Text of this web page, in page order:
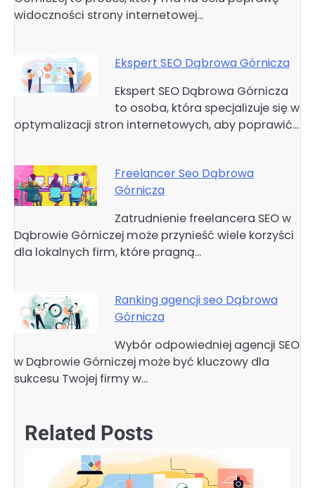
widoczności strony internetowej…
Ekspert SEO Dąbrowa Górnicza
Ekspert SEO Dąbrowa Górnicza
to osoba, która specjalizuje się w
optymalizacji stron internetowych, aby poprawić…
Freelancer Seo Dąbrowa
Górnicza
Zatrudnienie freelancera SEO w
Dąbrowie Górniczej może przynieść wiele korzyści
dla lokalnych firm, które pragną…
Ranking agencji seo Dąbrowa
Górnicza
Wybór odpowiedniej agencji SEO
w Dąbrowie Górniczej może być kluczowy dla
sukcesu Twojej firmy w…
Related Posts